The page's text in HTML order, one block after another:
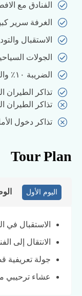
الفنادق مع
الغرفة سرير
الاستقبال
الجولات
الضريبة ١٠٪ والفات ٦٪
تذاكر الطيران
تذاكر الطيران
تذاكر دخول
Tour Plan
اليوم الأول
الاستقبال في
الانتقال إلى
جولة تعريفية
عشاء ترحيبي